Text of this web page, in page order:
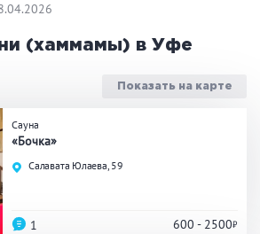
(хаммамы) в Уфе
Показать на карте
Сауна
«Бочка»
Салавата Юлаева, 59
600 - 2500
1